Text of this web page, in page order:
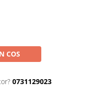
COS
0731129023